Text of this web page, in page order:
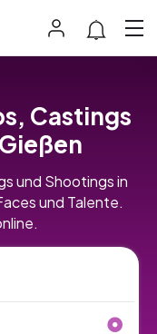
Castings
und Shootings in
und Talente.